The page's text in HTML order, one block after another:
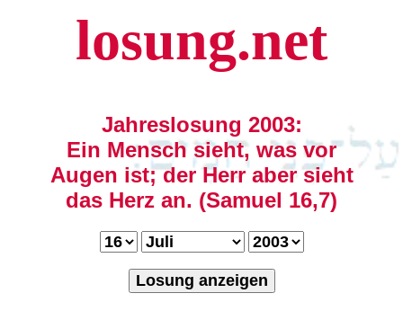
losung.net
Jahreslosung 2003:
Ein Mensch sieht, was vor
Augen ist; der Herr aber sieht
das Herz an. (Samuel 16,7)
Losung anzeigen